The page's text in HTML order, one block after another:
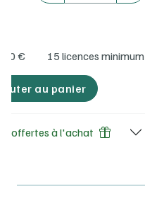
€ 15 licences minimum
au panier
offertes à l'achat